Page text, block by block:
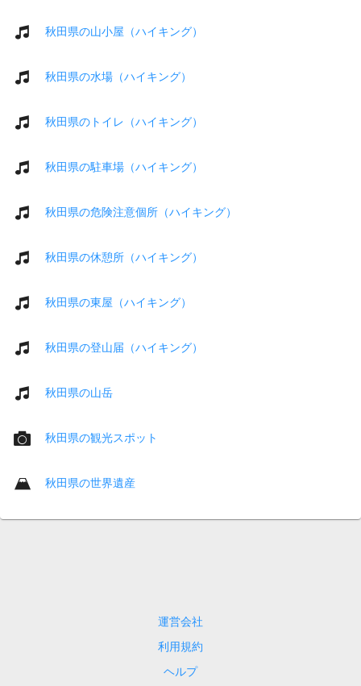
秋田県の山小屋（ハイキング）
秋田県の水場（ハイキング）
秋田県のトイレ（ハイキング）
秋田県の駐車場（ハイキング）
秋田県の危険注意個所（ハイキング）
秋田県の休憩所（ハイキング）
秋田県の東屋（ハイキング）
秋田県の登山届（ハイキング）
秋田県の山岳
秋田県の観光スポット
秋田県の世界遺産
運営会社
利用規約
ヘルプ